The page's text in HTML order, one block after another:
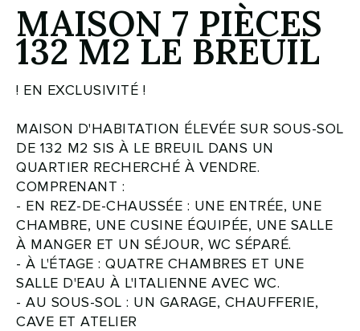
MAISON 7 PIÈCES
132 M2 LE BREUIL
! EN EXCLUSIVITÉ !
MAISON D'HABITATION ÉLEVÉE SUR SOUS-SOL
DE 132 M2 SIS À LE BREUIL DANS UN
QUARTIER RECHERCHÉ À VENDRE.
COMPRENANT :
- EN REZ-DE-CHAUSSÉE : UNE ENTRÉE, UNE
CHAMBRE, UNE CUSINE ÉQUIPÉE, UNE SALLE
À MANGER ET UN SÉJOUR, WC SÉPARÉ.
- À L'ÉTAGE : QUATRE CHAMBRES ET UNE
SALLE D'EAU À L'ITALIENNE AVEC WC.
- AU SOUS-SOL : UN GARAGE, CHAUFFERIE,
CAVE ET ATELIER